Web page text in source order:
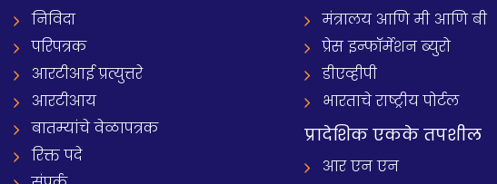
निविदा
परिपत्रक
आरटीआई प्रत्युत्तरे
आरटीआय
बातम्यांचे वेळापत्रक
रिक्त पदे
मंत्रालय आणि मी आणि बी
प्रेस इन्फॉर्मेशन ब्युरो
डीएव्हीपी
भारताचे राष्ट्रीय पोर्टल
प्रादेशिक एकके तपशील
आर एन एन